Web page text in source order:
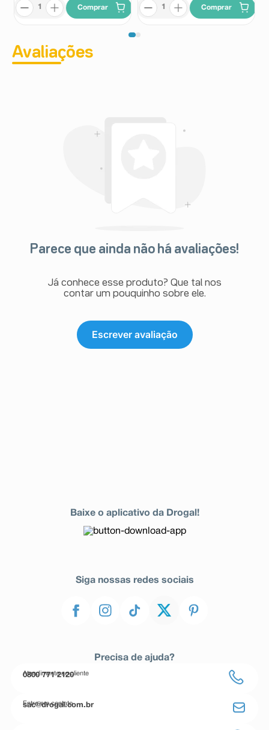
Comprar Comprar
Avaliações
Parece que ainda não há avaliações!
Já conhece esse produto? Que tal nos
contar um pouquinho sobre ele.
Escrever avaliação
Baixe o aplicativo da Drogal!
Siga nossas redes sociais
Precisa de ajuda?
Atendimento ao cliente
0800 771 2120
Entre em contato
sac@drogal.com.br